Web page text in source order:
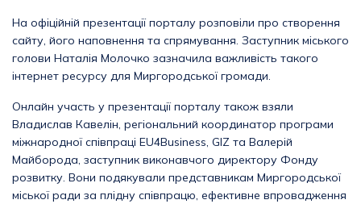
На офіційній презентації порталу розповіли про створення
сайту, його наповнення та спрямування. Заступник міського
голови Наталія Молочко зазначила важливість такого
інтернет ресурсу для Миргородської громади.
Онлайн участь у презентації порталу також взяли
Владислав Кавелін, регіональний координатор програми
міжнародної співпраці EU4Business, GIZ та Валерій
Майборода, заступник виконавчого директору Фонду
розвитку. Вони подякували представникам Миргородської
міської ради за плідну співпрацю, ефективне впровадження